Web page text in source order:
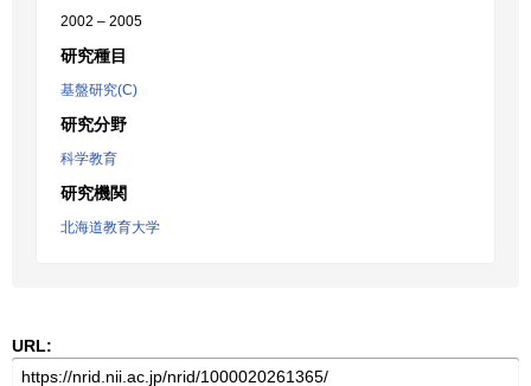
2002 – 2005
研究種目
基盤研究(C)
研究分野
科学教育
研究機関
北海道教育大学
URL: